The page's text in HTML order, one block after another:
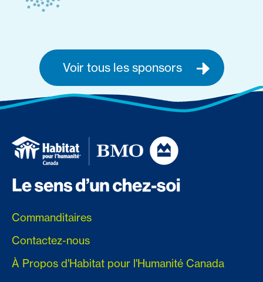
Voir tous les sponsors
Commanditaires
Contactez-nous
À Propos d'Habitat pour l'Humanité Canada